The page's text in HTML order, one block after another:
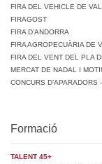
FIRA DEL VEHICLE DE
FIRAGOST
FIRA D’ANDORRA
FIRA AGROPECUÀRIA DE
FIRA DEL VENT DEL PLA
MERCAT DE NADAL I
CONCURS D’APARADORS
Formació
TALENT 45+